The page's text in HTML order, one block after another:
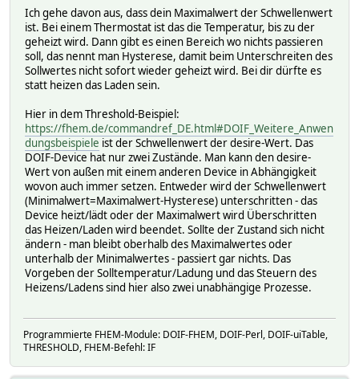
Ich gehe davon aus, dass dein Maximalwert der Schwellenwert
ist. Bei einem Thermostat ist das die Temperatur, bis zu der
geheizt wird. Dann gibt es einen Bereich wo nichts passieren
soll, das nennt man Hysterese, damit beim Unterschreiten des
Sollwertes nicht sofort wieder geheizt wird. Bei dir dürfte es
statt heizen das Laden sein.
Hier in dem Threshold-Beispiel:
https://fhem.de/commandref_DE.html#DOIF_Weitere_Anwen
dungsbeispiele ist der Schwellenwert der desire-Wert. Das
DOIF-Device hat nur zwei Zustände. Man kann den desire-
Wert von außen mit einem anderen Device in Abhängigkeit
wovon auch immer setzen. Entweder wird der Schwellenwert
(Minimalwert=Maximalwert-Hysterese) unterschritten - das
Device heizt/lädt oder der Maximalwert wird Überschritten
das Heizen/Laden wird beendet. Sollte der Zustand sich nicht
ändern - man bleibt oberhalb des Maximalwertes oder
unterhalb der Minimalwertes - passiert gar nichts. Das
Vorgeben der Solltemperatur/Ladung und das Steuern des
Heizens/Ladens sind hier also zwei unabhängige Prozesse.
Programmierte FHEM-Module: DOIF-FHEM, DOIF-Perl, DOIF-uiTable,
THRESHOLD, FHEM-Befehl: IF